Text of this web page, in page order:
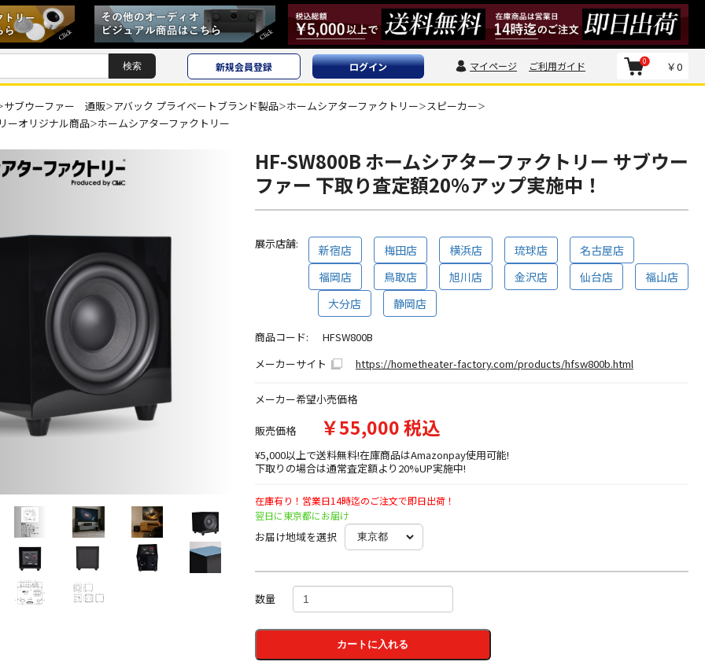
新規会員登録 ログイン マイページ ご利用ガイド ￥0
0
サブウーファー 通販＞アバック プライベートブランド製品＞ホームシアターファクトリー＞スピーカー＞
ーオリジナル商品＞ホームシアターファクトリー
HF-SW800B ホームシアターファクトリー サブウー
ファー 下取り査定額20%アップ実施中！
展示店舗: 新宿店 梅田店 横浜店 琉球店
名古屋店
福岡店
鳥取店 旭川店 金沢店 仙台店
福山店
大分店
静岡店
商品コード:
HFSW800B
メーカーサイト
https://hometheater-factory.com/products/hfsw800b.html
メーカー希望小売価格
販売価格 ￥55,000 税込
¥5,000以上で送料無料!在庫商品はAmazonpay使用可能!
下取りの場合は通常査定額より20%UP実施中!
在庫有り！営業日14時迄のご注文で即日出荷！
翌日に東京都にお届け
お届け地域を選択
数量
カートに入れる